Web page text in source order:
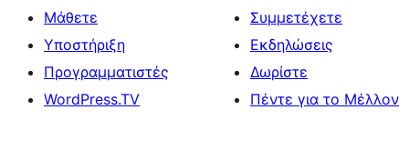
Μάθετε
Υποστήριξη
Προγραμματιστές
WordPress.TV
Συμμετέχετε
Εκδηλώσεις
Δωρίστε
Πέντε για το Μέλλον